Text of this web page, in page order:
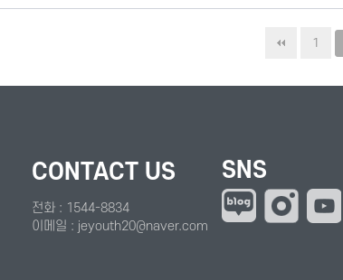
1
CONTACT US
전화 : 1544-8834
이메일 : jeyouth20@naver.com
SNS